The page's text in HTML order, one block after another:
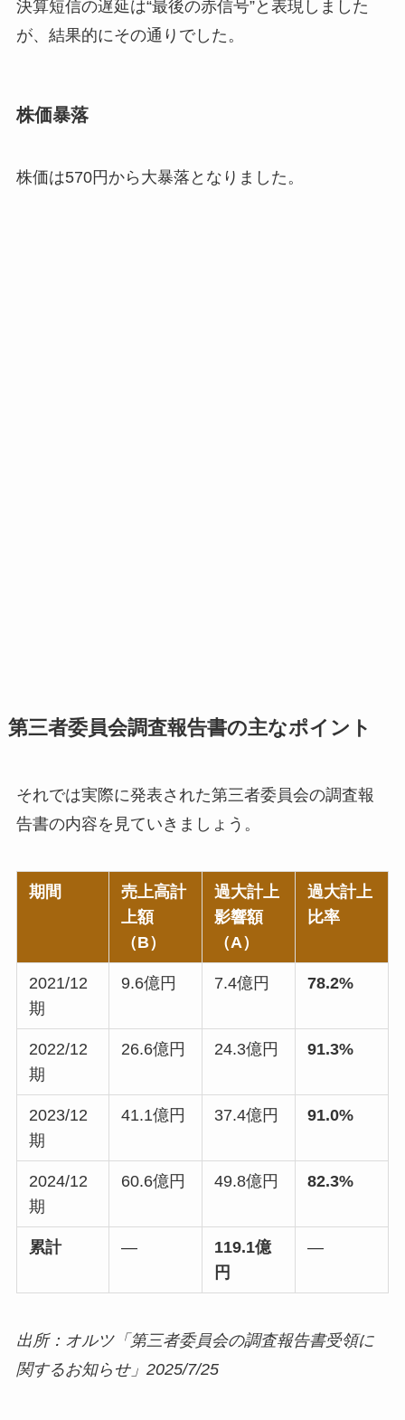
決算短信の遅延は“最後の赤信号”と表現しました
が、結果的にその通りでした。
株価暴落
株価は570円から大暴落となりました。
第三者委員会調査報告書の主なポイント
それでは実際に発表された第三者委員会の調査報
告書の内容を見ていきましょう。
期間
売上高計
上額
（B）
過大計上
影響額
（A）
過大計上
比率
2021/12
期
9.6億円 7.4億円 78.2%
2022/12
期
26.6億円 24.3億円 91.3%
2023/12
期
41.1億円 37.4億円 91.0%
2024/12
期
60.6億円 49.8億円 82.3%
累計 —
119.1億
円
—
出所：オルツ「第三者委員会の調査報告書受領に
関するお知らせ」2025/7/25